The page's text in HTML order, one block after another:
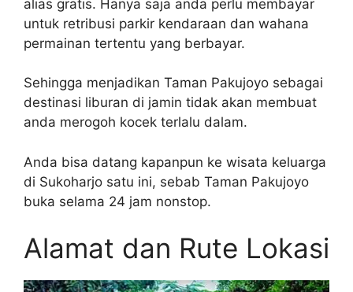
alias gratis. Hanya saja anda perlu membayar
untuk retribusi parkir kendaraan dan wahana
permainan tertentu yang berbayar.
Sehingga menjadikan Taman Pakujoyo sebagai
destinasi liburan di jamin tidak akan membuat
anda merogoh kocek terlalu dalam.
Anda bisa datang kapanpun ke wisata keluarga
di Sukoharjo satu ini, sebab Taman Pakujoyo
buka selama 24 jam nonstop.
Alamat dan Rute Lokasi